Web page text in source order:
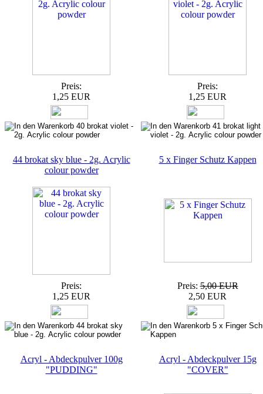
Preis:
1,25 EUR
Preis:
1,25 EUR
44 brokat sky blue - 2g. Acrylic
colour powder
Preis:
1,25 EUR
5 x Finger Schutz Kappen
Preis: 5,00 EUR
2,50 EUR
Acryl - Abdeckpulver 100g
"PUDDING"
Acryl - Abdeckpulver 15g
"COVER"